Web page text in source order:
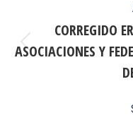
entreCORREGIDO
ASOCIACIONES Y